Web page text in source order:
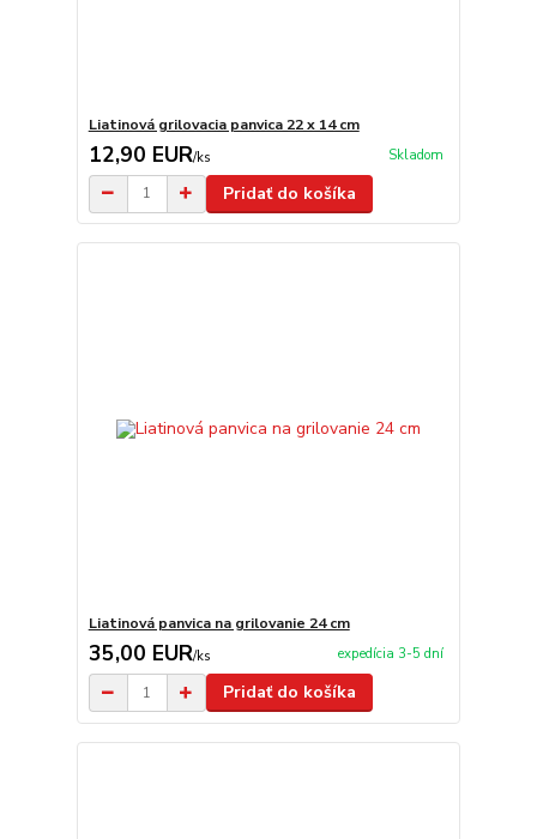
Liatinová grilovacia panvica 22 x 14 cm
12,90 EUR/ks Skladom
Pridať do košíka
Liatinová panvica na grilovanie 24 cm
35,00 EUR/ks expedícia 3-5 dní
Pridať do košíka